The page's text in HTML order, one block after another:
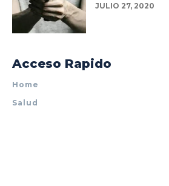
JULIO 27, 2020
Acceso Rapido
Home
Salud